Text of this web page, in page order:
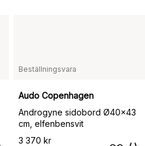
Beställningsvara
Audo Copenhagen
Androgyne sidobord Ø40x43
cm, elfenbensvit
3 370 kr